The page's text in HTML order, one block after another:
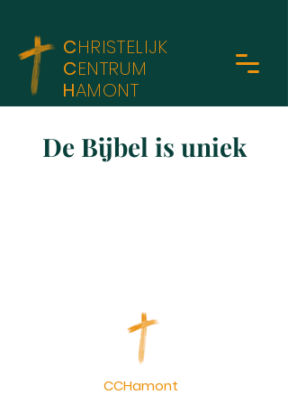
CHRISTELIJK
CENTRUM
HAMONT
De Bijbel is uniek
CCHamont